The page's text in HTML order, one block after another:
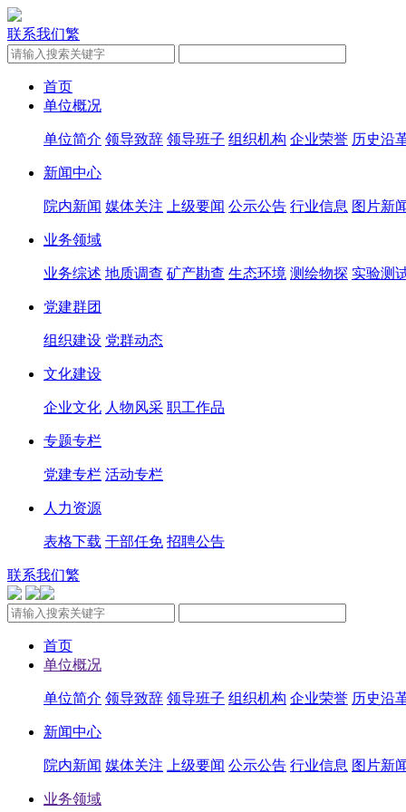
联系我们繁
首页
单位概况
单位简介 领导致辞 领导班子 组织机构 企业荣誉 历史沿
新闻中心
院内新闻 媒体关注 上级要闻 公示公告 行业信息 图片新
业务领域
业务综述 地质调查 矿产勘查 生态环境 测绘物探 实验测
党建群团
组织建设 党群动态
文化建设
企业文化 人物风采 职工作品
专题专栏
党建专栏 活动专栏
人力资源
表格下载 干部任免 招聘公告
联系我们繁
首页
单位概况
单位简介 领导致辞 领导班子 组织机构 企业荣誉 历史沿
新闻中心
院内新闻 媒体关注 上级要闻 公示公告 行业信息 图片新
业务领域